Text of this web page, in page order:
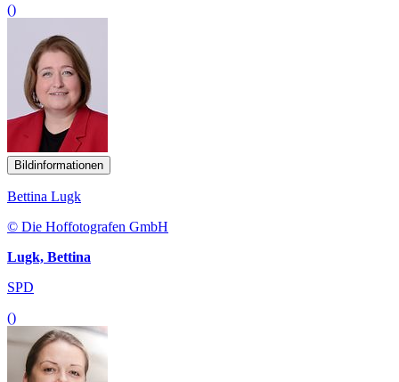
()
Bildinformationen
Bettina Lugk
© Die Hoffotografen GmbH
Lugk, Bettina
SPD
()